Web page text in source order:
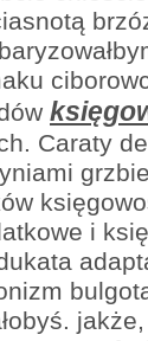
Caraty
i